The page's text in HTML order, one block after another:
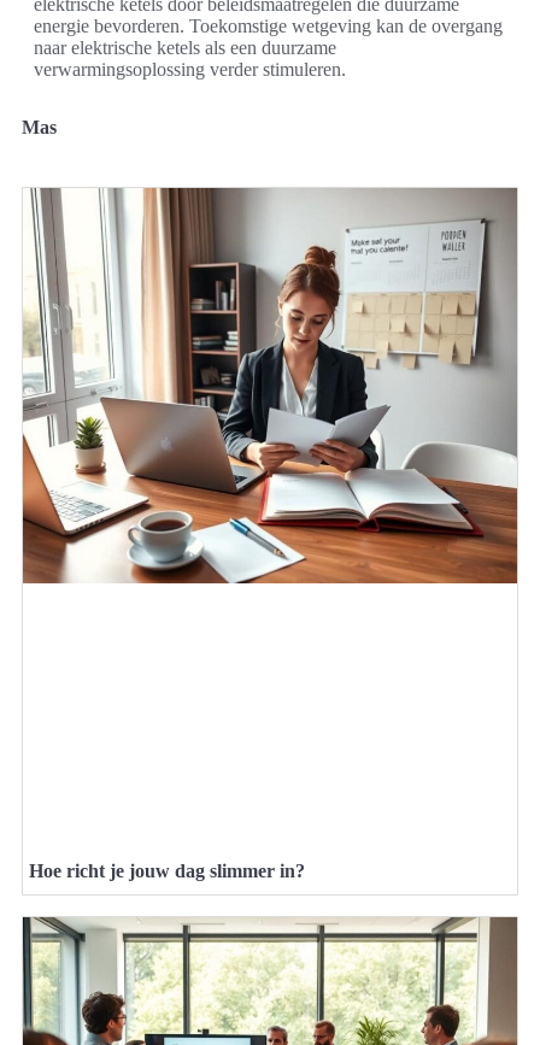
elektrische ketels door beleidsmaatregelen die duurzame
energie bevorderen. Toekomstige wetgeving kan de overgang
naar elektrische ketels als een duurzame
verwarmingsoplossing verder stimuleren.
Mas
Hoe richt je jouw dag slimmer in?